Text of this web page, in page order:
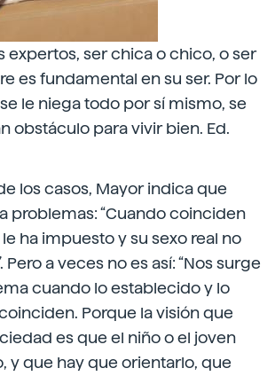
expertos, ser chica o chico, o ser
es fundamental en su ser. Por lo
le niega todo por sí mismo, se
obstáculo para vivir bien. Ed.
los casos, Mayor indica que
problemas: “Cuando coinciden
ha impuesto y su sexo real no
Pero a veces no es así: “Nos surge
cuando lo establecido y lo
Porque la visión que
es que el niño o el joven
y que hay que orientarlo, que